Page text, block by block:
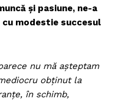
și pasiune, ne-a
modestie succesul
nu mă așteptam
obținut la
în schimb,